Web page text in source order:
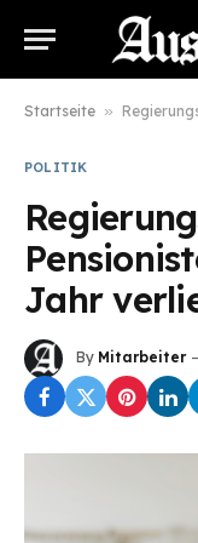
Startseite »
POLITIK
Jahr
By Mitarbeiter